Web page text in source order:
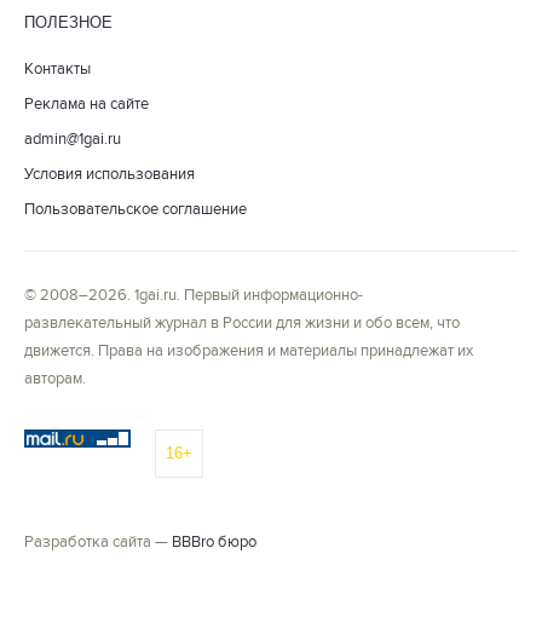
ПОЛЕЗНОЕ
Контакты
Реклама на сайте
admin@1gai.ru
Условия использования
Пользовательское соглашение
© 2008–2026. 1gai.ru. Первый информационно-
развлекательный журнал в России для жизни и обо всем, что
движется. Права на изображения и материалы принадлежат их
авторам.
16+
Разработка сайта — BBBro бюро